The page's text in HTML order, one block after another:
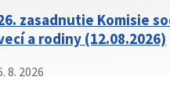
zasadnutie Komisie
a rodiny (12.08.2026)
8. 2026